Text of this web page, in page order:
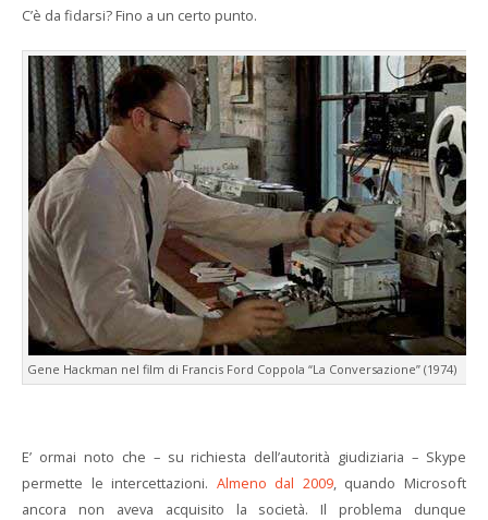
C’è da fidarsi? Fino a un certo punto.
Gene Hackman nel film di Francis Ford Coppola “La Conversazione” (1974)
E’ ormai noto che – su richiesta dell’autorità giudiziaria – Skype
permette le intercettazioni. Almeno dal 2009, quando Microsoft
ancora non aveva acquisito la società. Il problema dunque